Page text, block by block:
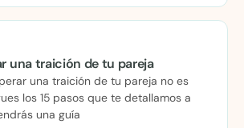
una traición de tu pareja
una traición de tu pareja no es
los 15 pasos que te detallamos a
una guía